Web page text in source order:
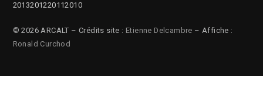
2013201220112010
© 2026 ARCALT – Crédits site : Etienne Delcambre – Affiche :
Ronald Curchod